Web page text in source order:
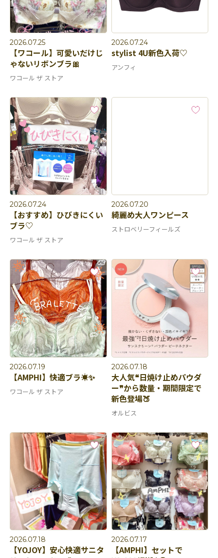
2026.07.25
【ワコール】可愛いだけじ
ゃないリボンブラ🎀
ワコール ザ ストア
2026.07.24
stylist 4U新色入荷♡
アンフィ
2026.07.24
【おすすめ】ひびきにくい
ブラ♡
ワコール ザ ストア
2026.07.20
綺麗め大人ワンピース
ストロベリーフィールズ
2026.07.19
【AMPHI】快適ブラ☀️✨
ワコール ザ ストア
2026.07.18
大人気❝日焼け止めパウダ
ー❞から​​​​​​​数量・期間限定で
新色登場🍑
オルビス
2026.07.18
【YOJOY】安心快適サニタ
2026.07.17
【AMPHI】セットで